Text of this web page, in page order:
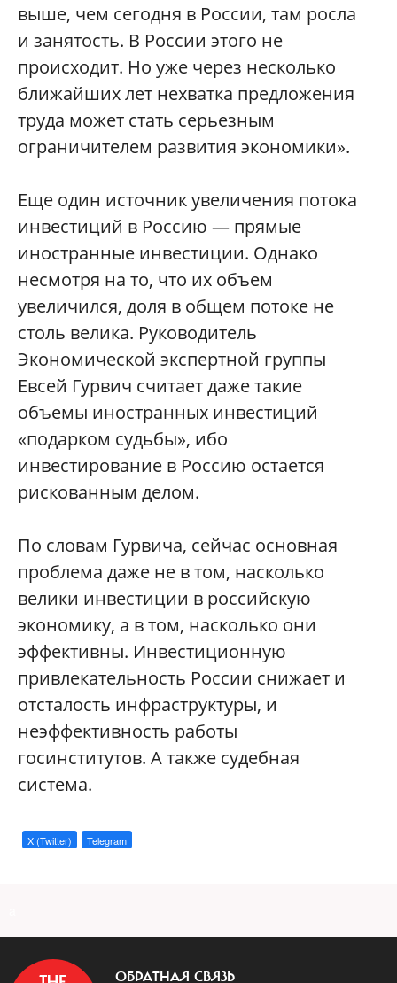
выше, чем сегодня в России, там росла
и занятость. В России этого не
происходит. Но уже через несколько
ближайших лет нехватка предложения
труда может стать серьезным
ограничителем развития экономики».
Еще один источник увеличения потока
инвестиций в Россию — прямые
иностранные инвестиции. Однако
несмотря на то, что их объем
увеличился, доля в общем потоке не
столь велика. Руководитель
Экономической экспертной группы
Евсей Гурвич считает даже такие
объемы иностранных инвестиций
«подарком судьбы», ибо
инвестирование в Россию остается
рискованным делом.
По словам Гурвича, сейчас основная
проблема даже не в том, насколько
велики инвестиции в российскую
экономику, а в том, насколько они
эффективны. Инвестиционную
привлекательность России снижает и
отсталость инфраструктуры, и
неэффективность работы
госинститутов. А также судебная
система.
X (Twitter) Telegram
ОБРАТНАЯ СВЯЗЬ